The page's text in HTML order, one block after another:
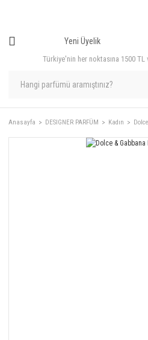
Türkiye'nin her noktasına 1500
Yeni Üyelik
Anasayfa DESIGNER PARFÜM Kadın